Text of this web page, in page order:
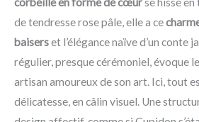
de tendresse rose pâle, elle a ce
baiserset l’élégance naïve d’un conte
régulier, presque cérémoniel, évoque
artisan amoureux de son art. Ici, tout
délicatesse, en câlin visuel. Une